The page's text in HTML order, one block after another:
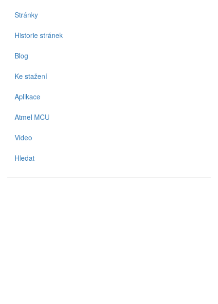
Stránky
Historie stránek
Blog
Ke stažení
Aplikace
Atmel MCU
Video
Hledat